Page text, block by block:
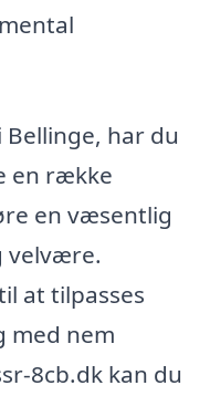
har du
en række
en væsentlig
velvære.
at tilpasses
med nem
8cb.dk kan du